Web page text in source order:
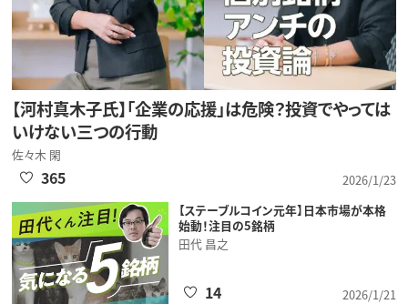
【河村真木子氏】「企業の応援」は危険？投資でやっては
いけない三つの行動
佐々木 閑
2026/1/23
365
【ステーブルコイン元年】日本市場が本格
始動！注目の5銘柄
田代 昌之
2026/1/21
14